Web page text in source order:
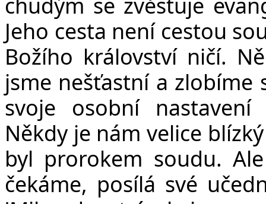
Jeho cesta není cestou
Božího království ničí.
jsme nešťastní a zlobíme
svoje osobní
Někdy je nám velice
byl prorokem soudu.
čekáme, posílá své